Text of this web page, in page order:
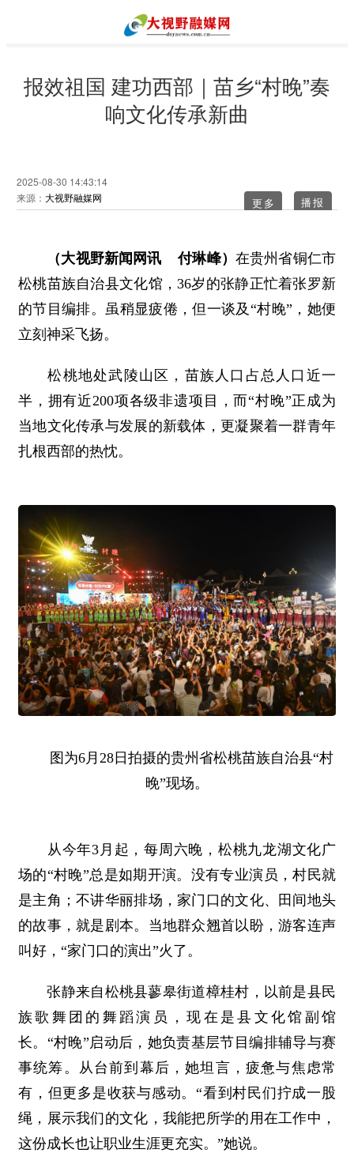
报效祖国 建功西部｜苗乡“村晚”奏
响文化传承新曲
2025-08-30 14:43:14
来源： 大视野融媒网 更多
（大视野新闻网讯 付琳峰） 在贵州省铜仁市
松桃苗族自治县文化馆，36岁的张静正忙着张罗新
的节目编排。虽稍显疲倦，但一谈及“村晚”，她便
立刻神采飞扬。
松桃地处武陵山区，苗族人口占总人口近一
半，拥有近200项各级非遗项目，而“村晚”正成为
当地文化传承与发展的新载体，更凝聚着一群青年
扎根西部的热忱。
图为6月28日拍摄的贵州省松桃苗族自治县“村
晚”现场。
从今年3月起，每周六晚，松桃九龙湖文化广
场的“村晚”总是如期开演。没有专业演员，村民就
是主角；不讲华丽排场，家门口的文化、田间地头
的故事，就是剧本。当地群众翘首以盼，游客连声
叫好，“家门口的演出”火了。
张静来自松桃县蓼皋街道樟桂村，以前是县民
族歌舞团的舞蹈演员，现在是县文化馆副馆
长。“村晚”启动后，她负责基层节目编排辅导与赛
事统筹。从台前到幕后，她坦言，疲惫与焦虑常
有，但更多是收获与感动。“看到村民们拧成一股
绳，展示我们的文化，我能把所学的用在工作中，
这份成长也让职业生涯更充实。”她说。